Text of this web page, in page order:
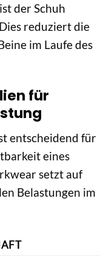
der Schuh
reduziert die
im Laufe des
für
entscheidend für
eines
setzt auf
Belastungen im